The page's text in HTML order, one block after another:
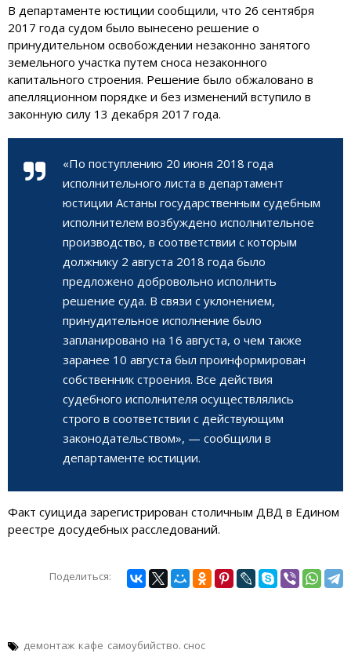
В департаменте юстиции сообщили, что 26 сентября
2017 года судом было вынесено решение о
принудительном освобождении незаконно занятого
земельного участка путем сноса незаконного
капитального строения. Решение было обжаловано в
апелляционном порядке и без изменений вступило в
законную силу 13 декабря 2017 года.
«По поступлению 20 июня 2018 года
исполнительного листа в департамент
юстиции Астаны государственным судебным
исполнителем возбуждено исполнительное
производство, в соответствии с которым
должнику 2 августа 2018 года было
предложено добровольно исполнить
решение суда. В связи с уклонением,
принудительное исполнение было
запланировано на 16 августа, о чем также
заранее 10 августа был проинформирован
собственник строения. Все действия
судебного исполнителя осуществлялись
строго в соответствии с действующим
законодательством», — сообщили в
департаменте юстиции.
Факт суицида зарегистрирован столичным ДВД в Едином
реестре досудебных расследований.
Поделиться:
демонтаж кафе самоубийство. снос